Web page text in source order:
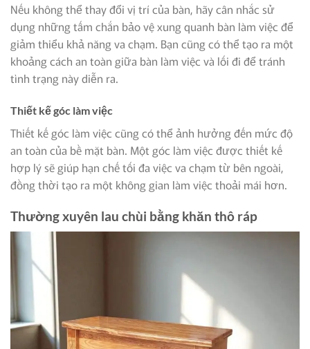
Nếu không thể thay đổi vị trí của bàn, hãy cân nhắc sử
dụng những tấm chắn bảo vệ xung quanh bàn làm việc để
giảm thiểu khả năng va chạm. Bạn cũng có thể tạo ra một
khoảng cách an toàn giữa bàn làm việc và lối đi để tránh
tình trạng này diễn ra.
Thiết kế góc làm việc
Thiết kế góc làm việc cũng có thể ảnh hưởng đến mức độ
an toàn của bề mặt bàn. Một góc làm việc được thiết kế
hợp lý sẽ giúp hạn chế tối đa việc va chạm từ bên ngoài,
đồng thời tạo ra một không gian làm việc thoải mái hơn.
Thường xuyên lau chùi bằng khăn thô ráp